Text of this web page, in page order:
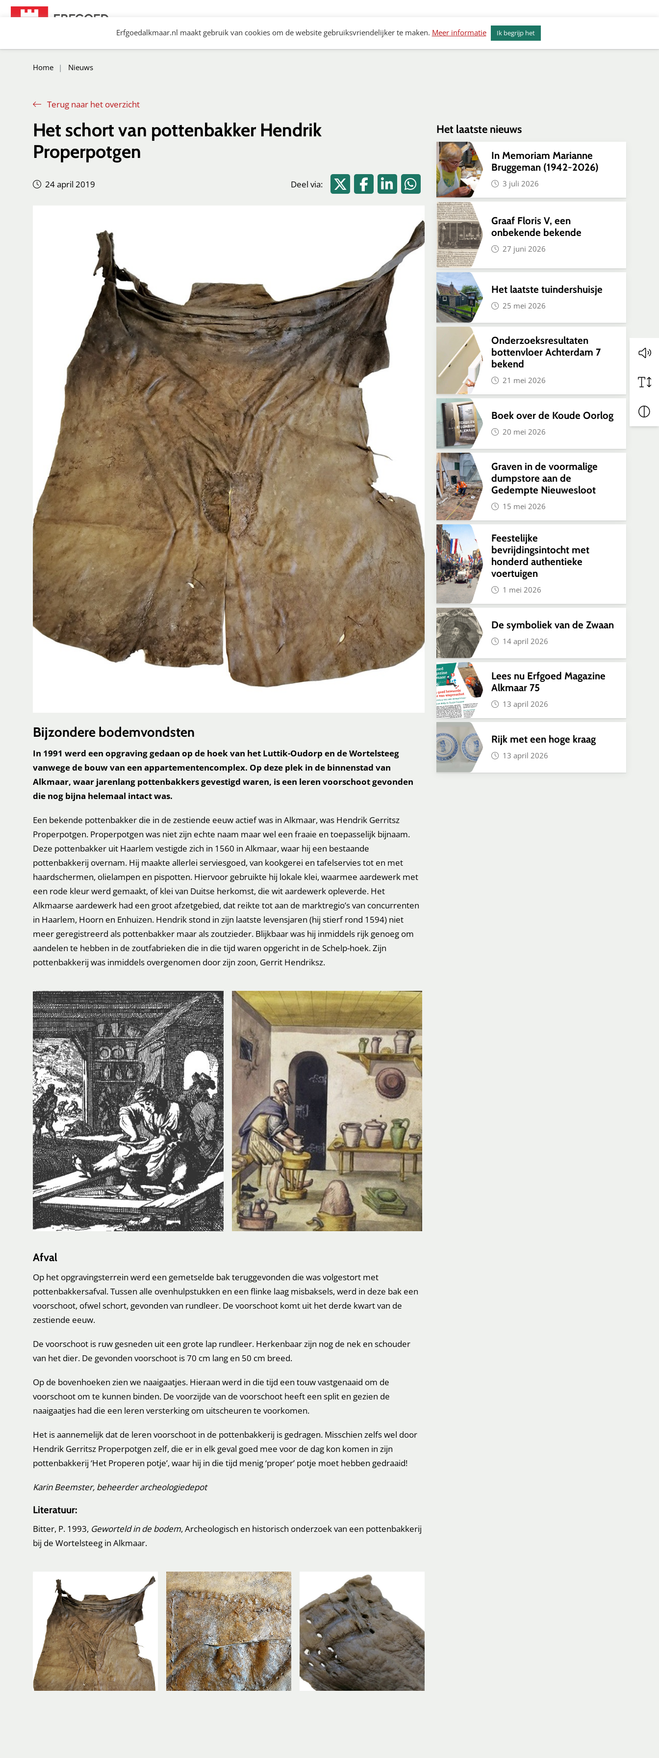
Spring
Erfgoedalkmaar.nl maakt gebruik van cookies om de website gebruiksvriendelijker te maken. Meer informatie Ik begrijp het
Erfgoed Alkmaar
Kerkenvisie Alkmaar Actueel
Home Nieuws
Terug naar het overzicht
Het schort van pottenbakker Hendrik
Properpotgen
24 april 2019 Deel via: Deel via Twitter
Deel via Facebook
Deel via LinkedIn
Deel via WhatsApp
Bijzondere bodemvondsten
In 1991 werd een opgraving gedaan op de hoek van het Luttik-Oudorp en de Wortelsteeg
vanwege de bouw van een appartementencomplex. Op deze plek in de binnenstad van
Alkmaar, waar jarenlang pottenbakkers gevestigd waren, is een leren voorschoot gevonden
die nog bijna helemaal intact was.
Een bekende pottenbakker die in de zestiende eeuw actief was in Alkmaar, was Hendrik Gerritsz
Properpotgen. Properpotgen was niet zijn echte naam maar wel een fraaie en toepasselijk bijnaam.
Deze pottenbakker uit Haarlem vestigde zich in 1560 in Alkmaar, waar hij een bestaande
pottenbakkerij overnam. Hij maakte allerlei serviesgoed, van kookgerei en tafelservies tot en met
haardschermen, olielampen en pispotten. Hiervoor gebruikte hij lokale klei, waarmee aardewerk met
een rode kleur werd gemaakt, of klei van Duitse herkomst, die wit aardewerk opleverde. Het
Alkmaarse aardewerk had een groot afzetgebied, dat reikte tot aan de marktregio’s van concurrenten
in Haarlem, Hoorn en Enhuizen. Hendrik stond in zijn laatste levensjaren (hij stierf rond 1594) niet
meer geregistreerd als pottenbakker maar als zoutzieder. Blijkbaar was hij inmiddels rijk genoeg om
aandelen te hebben in de zoutfabrieken die in die tijd waren opgericht in de Schelp-hoek. Zijn
pottenbakkerij was inmiddels overgenomen door zijn zoon, Gerrit Hendriksz.
Afval
Op het opgravingsterrein werd een gemetselde bak teruggevonden die was volgestort met
pottenbakkersafval. Tussen alle ovenhulpstukken en een flinke laag misbaksels, werd in deze bak een
voorschoot, ofwel schort, gevonden van rundleer. De voorschoot komt uit het derde kwart van de
zestiende eeuw.
De voorschoot is ruw gesneden uit een grote lap rundleer. Herkenbaar zijn nog de nek en schouder
van het dier. De gevonden voorschoot is 70 cm lang en 50 cm breed.
Op de bovenhoeken zien we naaigaatjes. Hieraan werd in die tijd een touw vastgenaaid om de
voorschoot om te kunnen binden. De voorzijde van de voorschoot heeft een split en gezien de
naaigaatjes had die een leren versterking om uitscheuren te voorkomen.
Het is aannemelijk dat de leren voorschoot in de pottenbakkerij is gedragen. Misschien zelfs wel door
Hendrik Gerritsz Properpotgen zelf, die er in elk geval goed mee voor de dag kon komen in zijn
pottenbakkerij ‘Het Properen potje’, waar hij in die tijd menig ‘proper’ potje moet hebben gedraaid!
Karin Beemster, beheerder archeologiedepot
Literatuur:
Bitter, P. 1993, Geworteld in de bodem, Archeologisch en historisch onderzoek van een pottenbakkerij
bij de Wortelsteeg in Alkmaar.
Het laatste nieuws
In Memoriam Marianne
Bruggeman (1942-2026)
3 juli 2026
Graaf Floris V, een
onbekende bekende
27 juni 2026
Het laatste tuindershuisje
25 mei 2026
Onderzoeksresultaten
bottenvloer Achterdam 7
bekend
21 mei 2026
Boek over de Koude Oorlog
20 mei 2026
Graven in de voormalige
dumpstore aan de
Gedempte Nieuwesloot
15 mei 2026
Feestelijke
bevrijdingsintocht met
honderd authentieke
voertuigen
1 mei 2026
De symboliek van de Zwaan
14 april 2026
Lees nu Erfgoed Magazine
Alkmaar 75
13 april 2026
Rijk met een hoge kraag
13 april 2026